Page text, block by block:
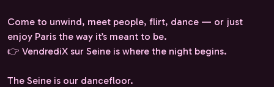
Come to unwind, meet people, flirt, dance — or just
enjoy Paris the way it’s meant to be.
👉 VendrediX sur Seine is where the night begins.
The Seine is our dancefloor.